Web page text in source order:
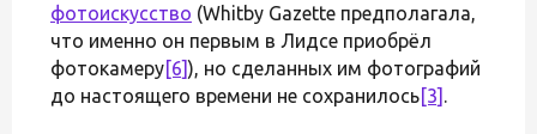
фотоискусство (Whitby Gazette предполагала,
что именно он первым в Лидсе приобрёл
фотокамеру[6]), но сделанных им фотографий
до настоящего времени не сохранилось[3] .